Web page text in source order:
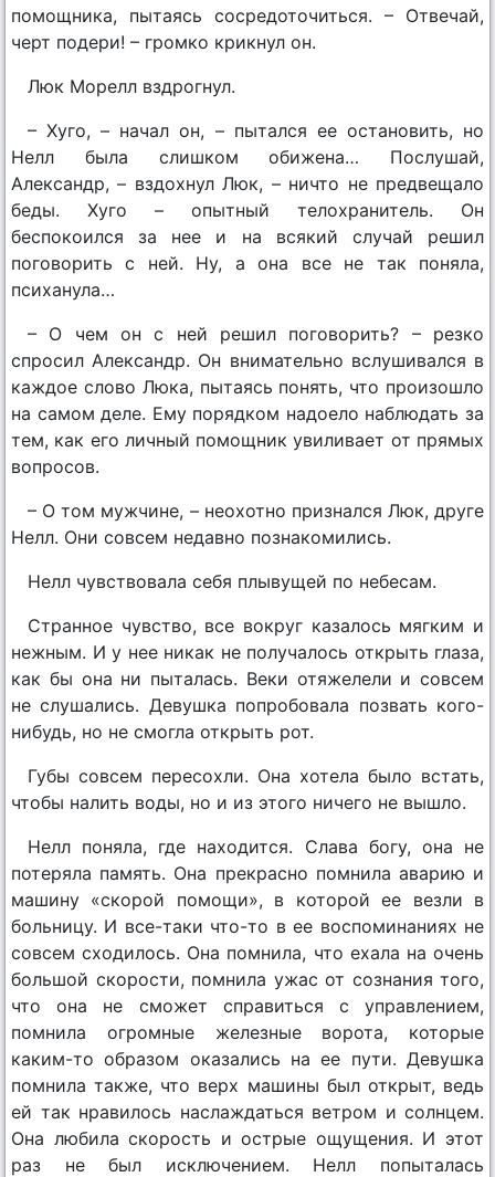
помощника, пытаясь сосредоточиться. – Отвечай,
черт подери! – громко крикнул он.
Люк Морелл вздрогнул.
– Хуго, – начал он, – пытался ее остановить, но
Нелл была слишком обижена… Послушай,
Александр, – вздохнул Люк, – ничто не предвещало
беды. Хуго – опытный телохранитель. Он
беспокоился за нее и на всякий случай решил
поговорить с ней. Ну, а она все не так поняла,
психанула…
– О чем он с ней решил поговорить? – резко
спросил Александр. Он внимательно вслушивался в
каждое слово Люка, пытаясь понять, что произошло
на самом деле. Ему порядком надоело наблюдать за
тем, как его личный помощник увиливает от прямых
вопросов.
– О том мужчине, – неохотно признался Люк, друге
Нелл. Они совсем недавно познакомились.
Нелл чувствовала себя плывущей по небесам.
Странное чувство, все вокруг казалось мягким и
нежным. И у нее никак не получалось открыть глаза,
как бы она ни пыталась. Веки отяжелели и совсем
не слушались. Девушка попробовала позвать кого-
нибудь, но не смогла открыть рот.
Губы совсем пересохли. Она хотела было встать,
чтобы налить воды, но и из этого ничего не вышло.
Нелл поняла, где находится. Слава богу, она не
потеряла память. Она прекрасно помнила аварию и
машину «скорой помощи», в которой ее везли в
больницу. И все-таки что-то в ее воспоминаниях не
совсем сходилось. Она помнила, что ехала на очень
большой скорости, помнила ужас от сознания того,
что она не сможет справиться с управлением,
помнила огромные железные ворота, которые
каким-то образом оказались на ее пути. Девушка
помнила также, что верх машины был открыт, ведь
ей так нравилось наслаждаться ветром и солнцем.
Она любила скорость и острые ощущения. И этот
раз не был исключением. Нелл попыталась